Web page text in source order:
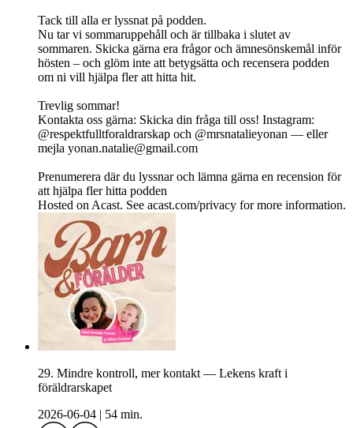
Tack till alla er lyssnat på podden.
Nu tar vi sommaruppehåll och är tillbaka i slutet av
sommaren. Skicka gärna era frågor och ämnesönskemål inför
hösten – och glöm inte att betygsätta och recensera podden
om ni vill hjälpa fler att hitta hit.
Trevlig sommar!
Kontakta oss gärna: Skicka din fråga till oss! Instagram:
@respektfulltforaldrarskap och @mrsnatalieyonan — eller
mejla yonan.natalie@gmail.com
Prenumerera där du lyssnar och lämna gärna en recension för
att hjälpa fler hitta podden
Hosted on Acast. See acast.com/privacy for more information.
29. Mindre kontroll, mer kontakt — Lekens kraft i
föräldrarskapet
2026-06-04
54 min.